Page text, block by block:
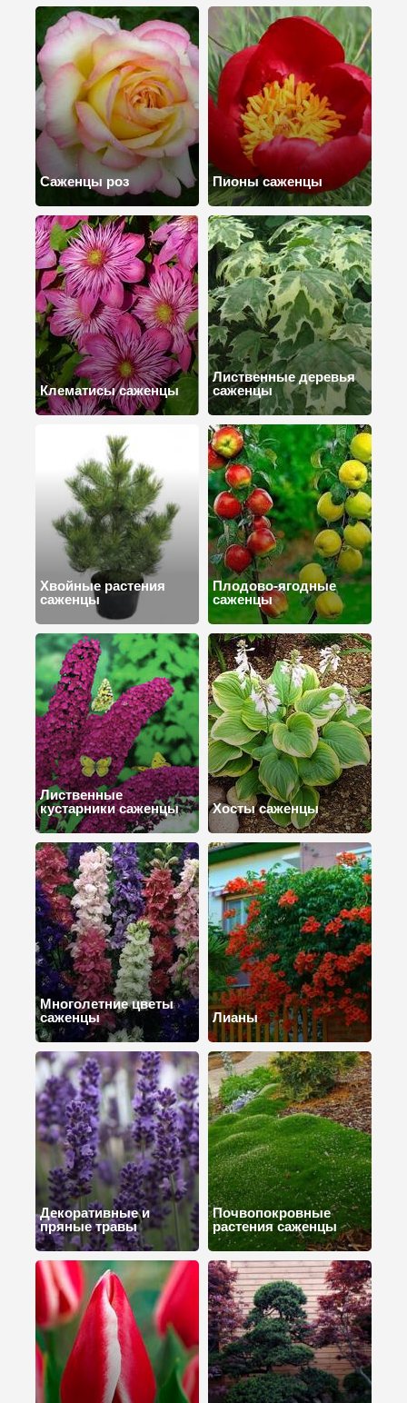
Саженцы роз Пионы саженцы
Клематисы саженцы
Лиственные деревья
саженцы
Хвойные растения
саженцы
Плодово-ягодные
саженцы
Лиственные
кустарники саженцы
Хосты саженцы
Многолетние цветы
саженцы
Лианы
Декоративные и
пряные травы
Почвопокровные
растения саженцы